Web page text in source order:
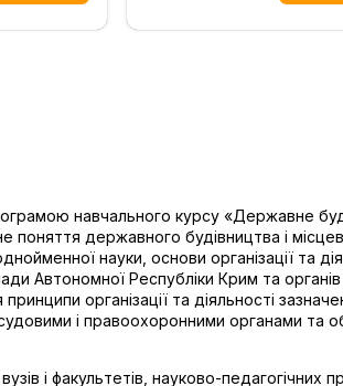
навчального курсу «Державне
поняття державного будівництва і
науки, основи організації та
Автономної Республіки Крим та
організації та діяльності
і правоохоронними органами та
і факультетів, науково-педагогічних